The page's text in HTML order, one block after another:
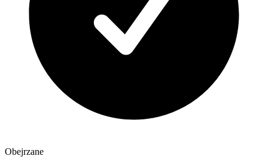
Obejrzane